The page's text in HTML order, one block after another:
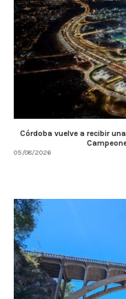
Córdoba vuelve a recibir
05/08/2026